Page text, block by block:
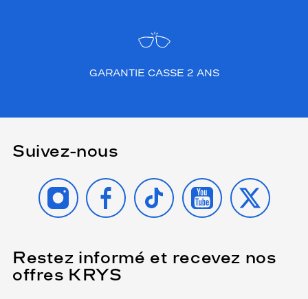
GARANTIE CASSE 2 ANS
Suivez-nous
INSTAGRAMFACEBOOK
TIKTOK YOUTUBE
X
Restez informé et recevez nos
offres KRYS
Name
(Ce
champ
est
obligatoire)